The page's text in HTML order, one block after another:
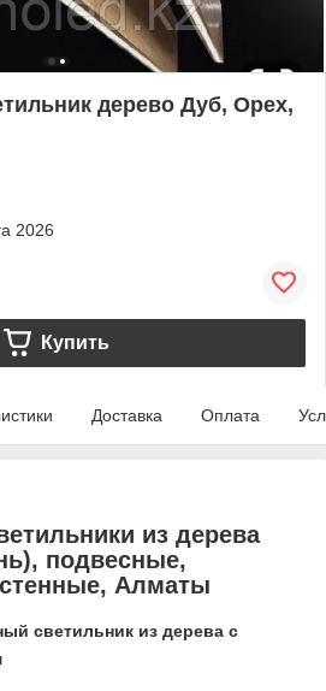
дерево Дуб, Орех,
2026
Купить
Доставка Оплата
из дерева
подвесные,
Алматы
светильник из дерева с